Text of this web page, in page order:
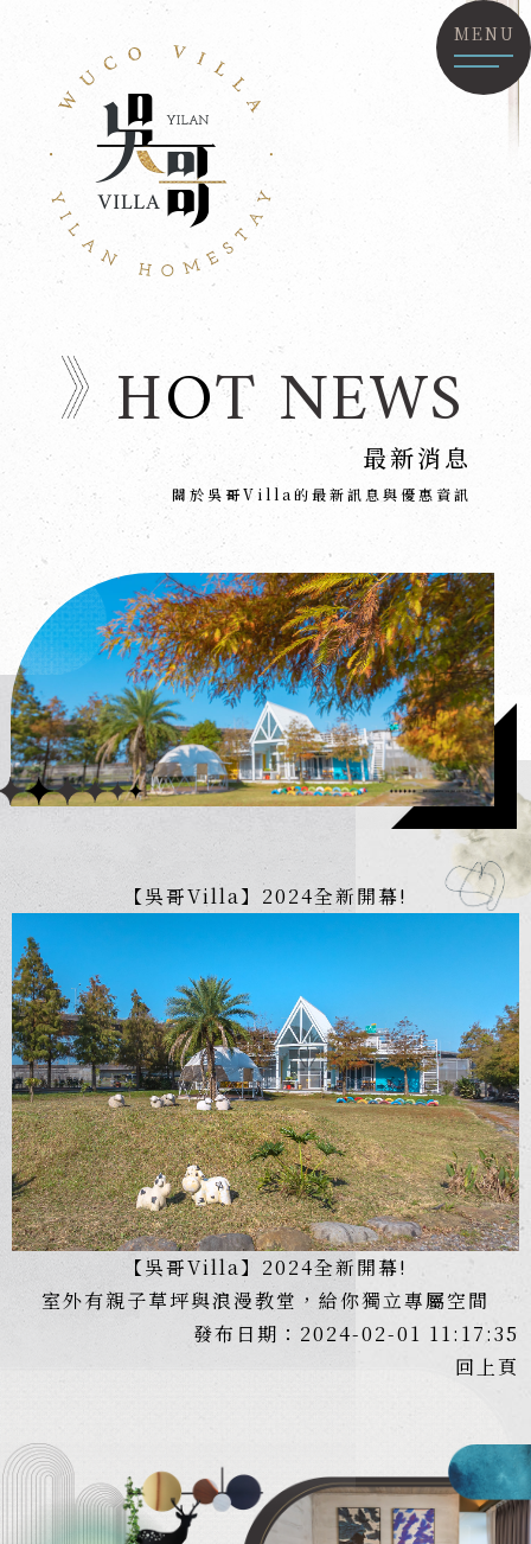
MENU
HOT NEWS
最新消息
關於吳哥Villa的最新訊息與優惠資訊
【吳哥Villa】2024全新開幕!
【吳哥Villa】2024全新開幕!
室外有親子草坪與浪漫教堂，給你獨立專屬空間
發布日期：2024-02-01 11:17:35
回上頁